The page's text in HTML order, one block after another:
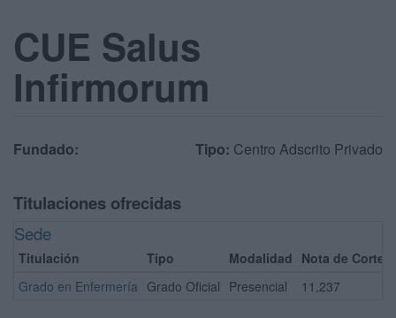
CUE Salus
Infirmorum
Fundado: Tipo: Centro Adscrito Privado
Titulaciones ofrecidas
Sede
Titulación Tipo Modalidad Nota de Corte
Grado en Enfermería Grado Oficial Presencial 11,237